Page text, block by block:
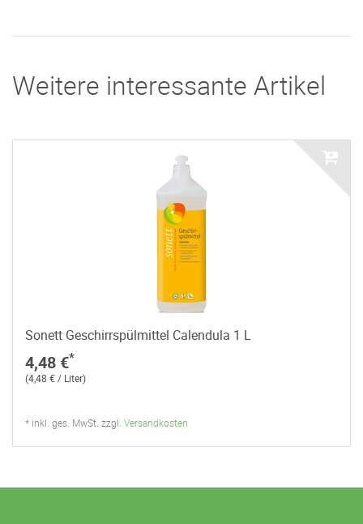
Weitere interessante Artikel
Sonett Geschirrspülmittel Calendula 1 L
4,48 €*
(4,48 € / Liter)
* inkl. ges. MwSt. zzgl. Versandkosten